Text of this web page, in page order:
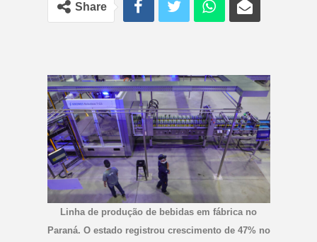
Share
Linha de produção de bebidas em fábrica no
Paraná. O estado registrou crescimento de 47% no